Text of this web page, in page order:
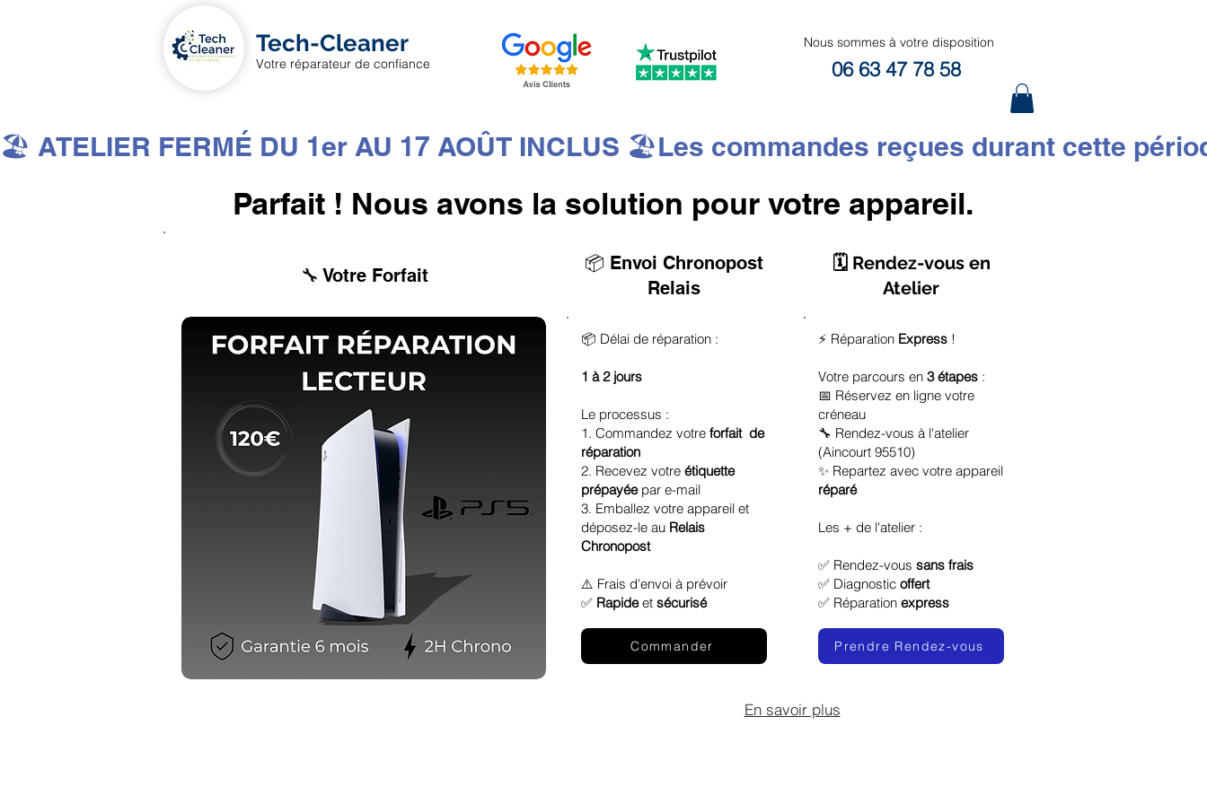
Tech-Cleaner
Votre réparateur de confiance
Nous sommes à votre disposition
06 63 47 78 58
🏖️ ATELIER FERMÉ DU 1er AU 17 AOÛT INCLUS 🏖️Les commandes reçues durant cette
Parfait ! Nous avons la solution pour votre appareil.
🔧 Votre Forfait
📦 Envoi Chronopost
Relais
🗓️ Rendez-vous en
Atelier
📦 Délai de réparation :
1 à 2 jours
Le processus :
1. Commandez votre forfait de
réparation
2. Recevez votre étiquette
prépayéepar e-mail
3. Emballez votre appareil et
déposez-le au Relais
Chronopost
⚠️ Frais d'envoi à prévoir
✅ Rapideet sécurisé
Commander
⚡ Réparation Express !
Votre parcours en 3 étapes :
📅 Réservez en ligne votre
créneau
🔧 Rendez-vous à l'atelier
(Aincourt 95510)
✨ Repartez avec votre appareil
réparé
Les + de l'atelier :
✅ Rendez-vous sans frais
✅ Diagnostic offert
✅ Réparation express
Prendre Rendez-vous
En savoir plus